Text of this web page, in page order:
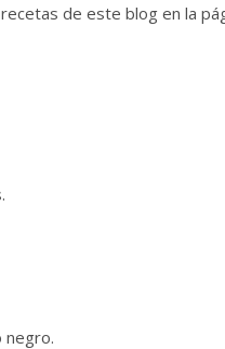
de este blog en la
negro.